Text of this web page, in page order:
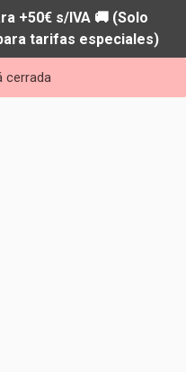
+50€ s/IVA 🚚 (Solo
tarifas especiales)
cerrada